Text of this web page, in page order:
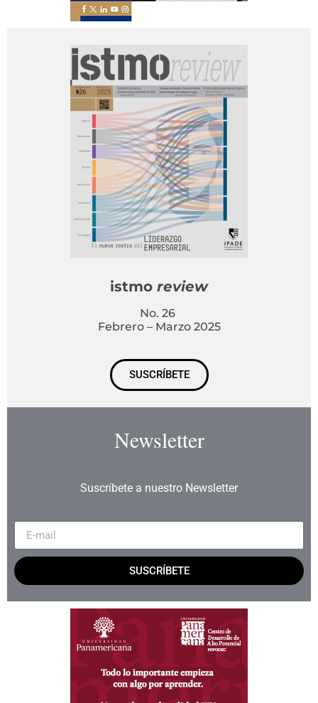
istmo review
No. 26
Febrero – Marzo 2025
SUSCRÍBETE
Newsletter
Suscríbete a nuestro Newsletter
SUSCRÍBETE